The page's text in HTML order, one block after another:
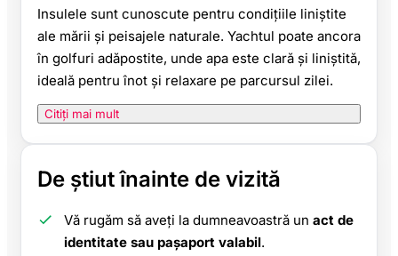
Insulele sunt cunoscute pentru condițiile liniștite
ale mării și peisajele naturale. Yachtul poate ancora
în golfuri adăpostite, unde apa este clară și liniștită,
ideală pentru înot și relaxare pe parcursul zilei.
Citiți mai mult
De știut înainte de vizită
Vă rugăm să aveți la dumneavoastră un act de
identitate sau pașaport valabil.